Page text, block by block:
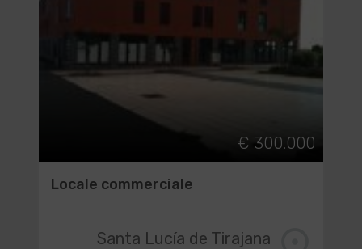
€ 300.000
Locale commerciale
Santa Lucía de Tirajana